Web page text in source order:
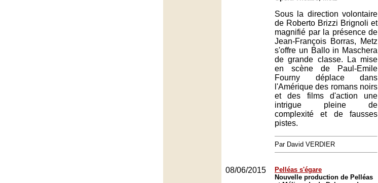
Sous la direction volontaire
de Roberto Brizzi Brignoli et
magnifié par la présence de
Jean-François Borras, Metz
s'offre un Ballo in Maschera
de grande classe. La mise
en scène de Paul-Emile
Fourny déplace dans
l'Amérique des romans noirs
et des films d'action une
intrigue pleine de
complexité et de fausses
pistes.
Par David VERDIER
08/06/2015
Pelléas s'égare
Nouvelle production de Pelléas